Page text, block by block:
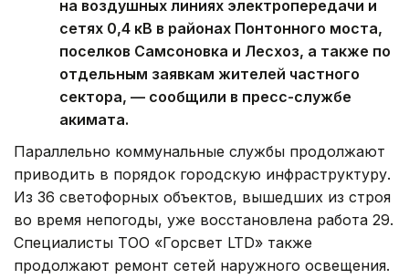
на воздушных линиях электропередачи и
сетях 0,4 кВ в районах Понтонного моста,
поселков Самсоновка и Лесхоз, а также по
отдельным заявкам жителей частного
сектора, — сообщили в пресс-службе
акимата.
Параллельно коммунальные службы продолжают
приводить в порядок городскую инфраструктуру.
Из 36 светофорных объектов, вышедших из строя
во время непогоды, уже восстановлена работа 29.
Специалисты ТОО «Горсвет LTD» также
продолжают ремонт сетей наружного освещения.